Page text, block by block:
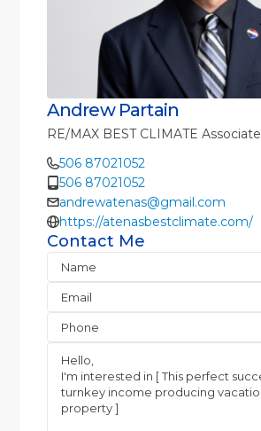
Andrew Partain
RE/MAX BEST CLIMATE Associate
506 87021052
506 87021052
andrewatenas@gmail.com
https://atenasbestclimate.com/
Contact Me